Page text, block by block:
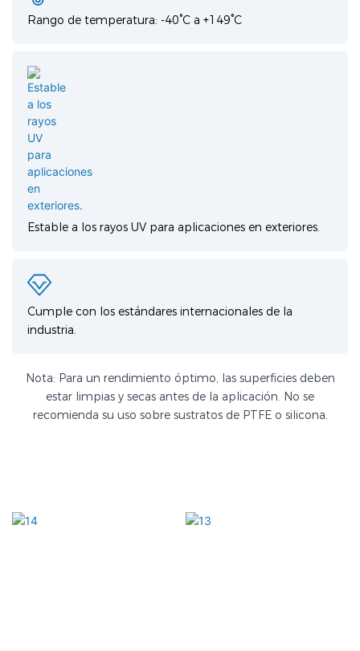
Rango de temperatura: -40°C a +149°C
Estable a los rayos UV para aplicaciones en exteriores.
Cumple con los estándares internacionales de la
industria.
Nota: Para un rendimiento óptimo, las superficies deben
estar limpias y secas antes de la aplicación. No se
recomienda su uso sobre sustratos de PTFE o silicona.